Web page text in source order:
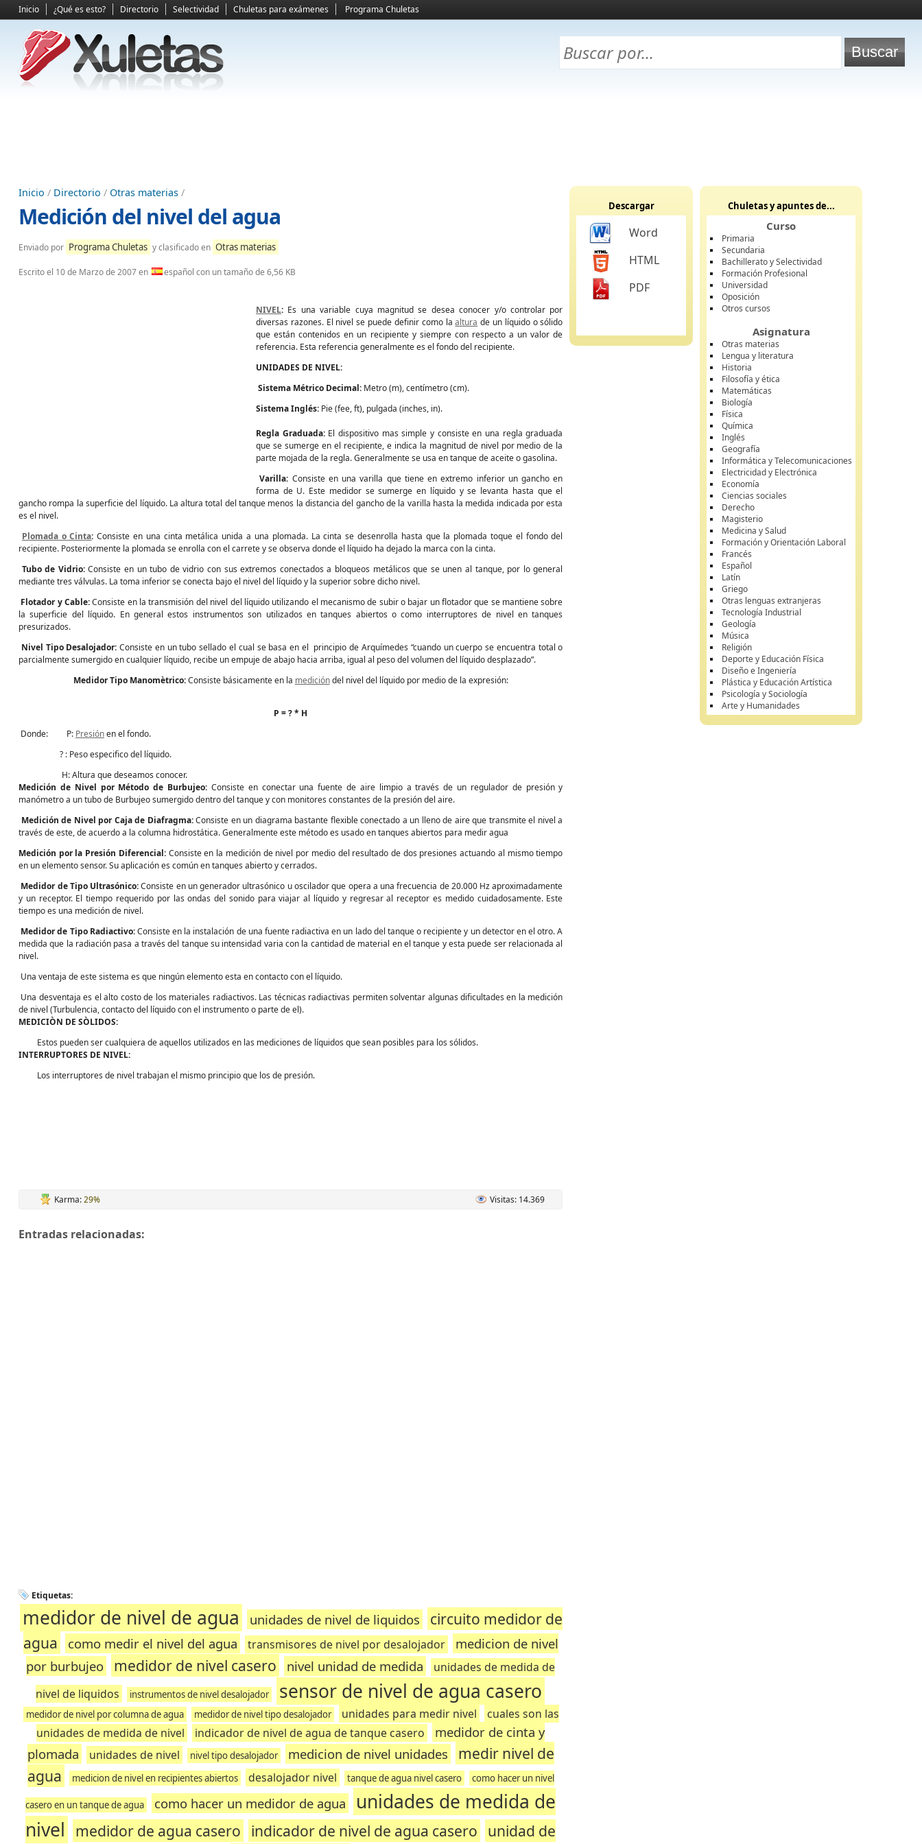
Inicio ¿Qué es esto? Directorio Selectividad Chuletas para exámenes Programa Chuletas
Inicio / Directorio / Otras materias /
Medición del nivel del agua
Enviado por Programa Chuletas y clasificado en Otras materias
Escrito el 10 de Marzo de 2007en español con un tamaño de 6,56 KB
NIVEL: Es una variable cuya magnitud se desea conocer y/o controlar por
diversas razones. El nivel se puede definir como laaltura de un líquido o sólido
que están contenidos en un recipiente y siempre con respecto a un valor de
referencia. Esta referencia generalmente es el fondo del recipiente.
UNIDADES DE NIVEL:
Sistema Métrico Decimal: Metro (m), centímetro (cm).
Sistema Inglés: Pie (fee, ft), pulgada (inches, in).
Regla Graduada: El dispositivo mas simple y consiste en una regla graduada
que se sumerge en el recipiente, e indica la magnitud de nivel por medio de la
parte mojada de la regla. Generalmente se usa en tanque de aceite o gasolina.
Varilla: Consiste en una varilla que tiene en extremo inferior un gancho en
forma de U. Este medidor se sumerge en líquido y se levanta hasta que el
gancho rompa la superficie del líquido. La altura total del tanque menos la distancia del gancho de la varilla hasta la medida indicada por esta
es el nivel.
Plomada o Cinta:Consiste en una cinta metálica unida a una plomada. La cinta se desenrolla hasta que la plomada toque el fondo del
recipiente. Posteriormente la plomada se enrolla con el carrete y se observa donde el líquido ha dejado la marca con la cinta.
Tubo de Vidrio:Consiste en un tubo de vidrio con sus extremos conectados a bloqueos metálicos que se unen al tanque, por lo general
mediante tres válvulas. La toma inferior se conecta bajo el nivel del líquido y la superior sobre dicho nivel.
Flotador y Cable:Consiste en la transmisión del nivel del líquido utilizando el mecanismo de subir o bajar un flotador que se mantiene sobre
la superficie del líquido. En general estos instrumentos son utilizados en tanques abiertos o como interruptores de nivel en tanques
presurizados.
Nivel Tipo Desalojador:Consiste en un tubo sellado el cual se basa en el principio de Arquímedes “cuando un cuerpo se encuentra total o
parcialmente sumergido en cualquier líquido, recibe un empuje de abajo hacia arriba, igual al peso del volumen del líquido desplazado”.
Medidor Tipo Manomètrico:Consiste básicamente en la medicióndel nivel del líquido por medio de la expresión:
P = ? * H
Donde: P: Presiónen el fondo.
? : Peso especifico del líquido.
H: Altura que deseamos conocer.
Medición de Nivel por Método de Burbujeo: Consiste en conectar una fuente de aire limpio a través de un regulador de presión y
manómetro a un tubo de Burbujeo sumergido dentro del tanque y con monitores constantes de la presión del aire.
Medición de Nivel por Caja de Diafragma:Consiste en un diagrama bastante flexible conectado a un lleno de aire que transmite el nivel a
través de este, de acuerdo a la columna hidrostática. Generalmente este método es usado en tanques abiertos para medir agua
Medición por la Presión Diferencial: Consiste en la medición de nivel por medio del resultado de dos presiones actuando al mismo tiempo
en un elemento sensor. Su aplicación es común en tanques abierto y cerrados.
Medidor de Tipo Ultrasónico:Consiste en un generador ultrasónico u oscilador que opera a una frecuencia de 20.000 Hz aproximadamente
y un receptor. El tiempo requerido por las ondas del sonido para viajar al líquido y regresar al receptor es medido cuidadosamente. Este
tiempo es una medición de nivel.
Medidor de Tipo Radiactivo:Consiste en la instalación de una fuente radiactiva en un lado del tanque o recipiente y un detector en el otro. A
medida que la radiación pasa a través del tanque su intensidad varia con la cantidad de material en el tanque y esta puede ser relacionada al
nivel.
Una ventaja de este sistema es que ningún elemento esta en contacto con el líquido.
Una desventaja es el alto costo de los materiales radiactivos. Las técnicas radiactivas permiten solventar algunas dificultades en la medición
de nivel (Turbulencia, contacto del líquido con el instrumento o parte de el).
MEDICIÒN DE SÒLIDOS:
Estos pueden ser cualquiera de aquellos utilizados en las mediciones de líquidos que sean posibles para los sólidos.
INTERRUPTORES DE NIVEL:
Los interruptores de nivel trabajan el mismo principio que los de presión.
Karma:29% Visitas: 14.369
Entradas relacionadas:
Etiquetas:
medidor de nivel de agua unidades de nivel de liquidos
circuito medidor de
agua
como medir el nivel del agua transmisores de nivel por desalojador
medicion de nivel
por burbujeo
medidor de nivel casero nivel unidad de medida
unidades de medida de
nivel de liquidos
instrumentos de nivel desalojador sensor de nivel de agua casero
medidor de nivel por columna de agua medidor de nivel tipo desalojador unidades para medir nivel
cuales son las
unidades de medida de nivel
indicador de nivel de agua de tanque casero
medidor de cinta y
plomada
unidades de nivel nivel tipo desalojador medicion de nivel unidades
medir nivel de
agua
medicion de nivel en recipientes abiertos desalojador nivel tanque de agua nivel casero como hacer un nivel
casero en un tanque de agua como hacer un medidor de agua
unidades de medida de
nivel
medidor de agua casero indicador de nivel de agua casero unidad de
Descargar
Word
HTML
PDF
Chuletas y apuntes de...
Curso
Primaria
Secundaria
Bachillerato y Selectividad
Formación Profesional
Universidad
Oposición
Otros cursos
Asignatura
Otras materias
Lengua y literatura
Historia
Filosofía y ética
Matemáticas
Biología
Física
Química
Inglés
Geografía
Informática y Telecomunicaciones
Electricidad y Electrónica
Economía
Ciencias sociales
Derecho
Magisterio
Medicina y Salud
Formación y Orientación Laboral
Francés
Español
Latín
Griego
Otras lenguas extranjeras
Tecnología Industrial
Geología
Música
Religión
Deporte y Educación Física
Diseño e Ingeniería
Plástica y Educación Artística
Psicología y Sociología
Arte y Humanidades